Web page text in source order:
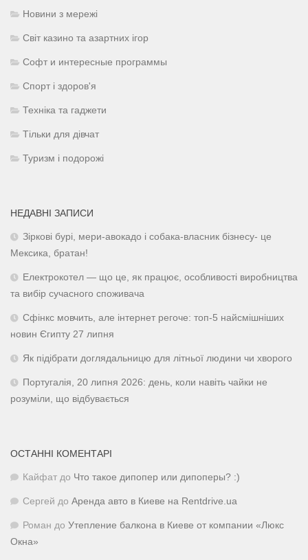
Новини з мережі
Світ казино та азартних ігор
Софт и интересные программы
Спорт і здоров'я
Техніка та гаджети
Тільки для дівчат
Туризм і подорожі
НЕДАВНІ ЗАПИСИ
Зіркові бурі, мери-авокадо і собака-власник бізнесу- це
Мексика, братан!
Електрокотел — що це, як працює, особливості виробництва
та вибір сучасного споживача
Сфінкс мовчить, але інтернет регоче: топ-5 найсмішніших
новин Єгипту 27 липня
Як підібрати доглядальницю для літньої людини чи хворого
Португалія, 20 липня 2026: день, коли навіть чайки не
розуміли, що відбувається
ОСТАННІ КОМЕНТАРІ
Кайфат до Что такое дипопер или дипоперы? :)
Сергей до Аренда авто в Киеве на Rentdrive.ua
Роман до Утепление балкона в Киеве от компании «Люкс
Окна»